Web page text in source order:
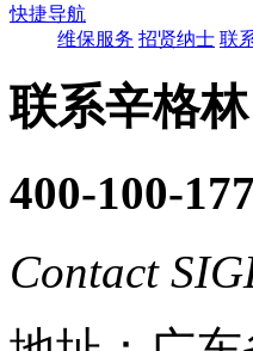
快捷导航
维保服务 招贤纳士 联
联系辛格林
400-100-
Contact